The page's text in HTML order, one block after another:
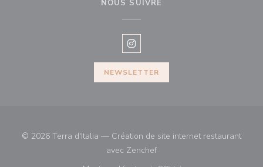
NOUS SUIVRE
Instagram ((ouvre une nouvelle
NEWSLETTER
© 2026 Terra d'Italia — Création de site internet restaurant
avec Zenchef((ouvre une nouvelle